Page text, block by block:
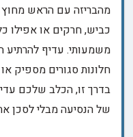
מהבריזה עם הראש מחוץ
כביש, חרקים או אפילו
משמעותי. עדיף להרתיע
חלונות סגורים מספיק
בדרך זו, הכלב שלכם
של הנסיעה מבלי לסכן